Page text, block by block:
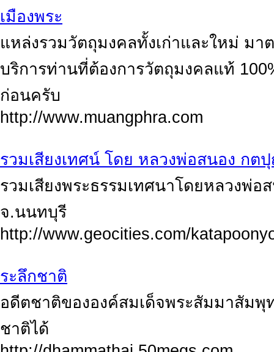
เมืองพระ
แหล่งรวมวัตถุมงคลทั้งเก่าและใหม่ ม
บริการท่านที่ต้องการวัตถุมงคลแท้
ก่อนครับ
http://www.muangphra.com
รวมเสียงเทศน์ โดย หลวงพ่อสนอง กต
รวมเสียงพระธรรมเทศนาโดยหลวงพ่
จ.นนทบุรี
http://www.geocities.com/
ระลึกชาติ
อดีตชาติขององค์สมเด็จพระสัมมาสัมพุ
ชาติได้